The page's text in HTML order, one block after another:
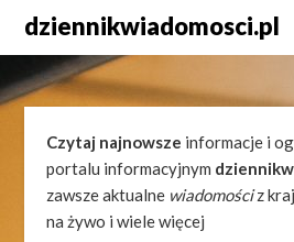
content
dziennikwiadomosci.pl
Czytaj najnowsze informacje i
portalu informacyjnym
zawsze aktualne wiadomościz
na żywo i wiele więcej